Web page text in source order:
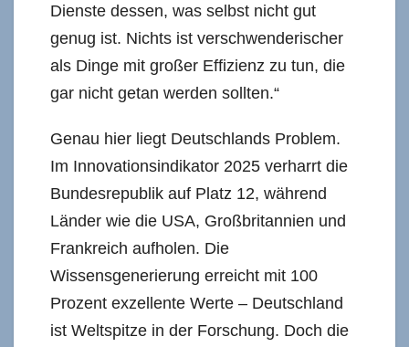
Dienste dessen, was selbst nicht gut
genug ist. Nichts ist verschwenderischer
als Dinge mit großer Effizienz zu tun, die
gar nicht getan werden sollten.“
Genau hier liegt Deutschlands Problem.
Im Innovationsindikator 2025 verharrt die
Bundesrepublik auf Platz 12, während
Länder wie die USA, Großbritannien und
Frankreich aufholen. Die
Wissensgenerierung erreicht mit 100
Prozent exzellente Werte – Deutschland
ist Weltspitze in der Forschung. Doch die